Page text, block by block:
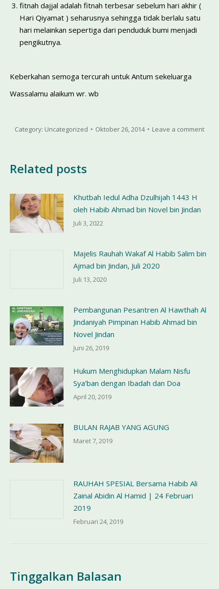
fitnah dajjal adalah fitnah terbesar sebelum hari akhir (
Hari Qiyamat ) seharusnya sehingga tidak berlalu satu
hari melainkan sepertiga dari penduduk bumi menjadi
pengikutnya.
Keberkahan semoga tercurah untuk Antum sekeluarga
Wassalamu alaikum wr. wb
Category: Uncategorized Oktober 26, 2014 Leave a comment
Related posts
Khutbah Iedul Adha Dzulhijah 1443 H
oleh Habib Ahmad bin Novel bin Jindan
Juli 3, 2022
Majelis Rauhah Wakaf Al Habib Salim bin
Ajmad bin Jindan, Juli 2020
Juli 13, 2020
Pembangunan Pesantren Al Hawthah Al
Jindaniyah Pimpinan Habib Ahmad bin
Novel Jindan
Juni 26, 2019
Hukum Menghidupkan Malam Nisfu
Sya’ban dengan Ibadah dan Doa
April 20, 2019
BULAN RAJAB YANG AGUNG
Maret 7, 2019
RAUHAH SPESIAL Bersama Habib Ali
Zainal Abidin Al Hamid | 24 Februari
2019
Februari 24, 2019
Tinggalkan Balasan